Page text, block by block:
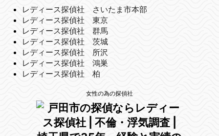
レディース探偵社 さいたま市本部
レディース探偵社 東京
レディース探偵社 群馬
レディース探偵社 茨城
レディース探偵社 所沢
レディース探偵社 鴻巣
レディース探偵社 柏
女性の為の探偵社